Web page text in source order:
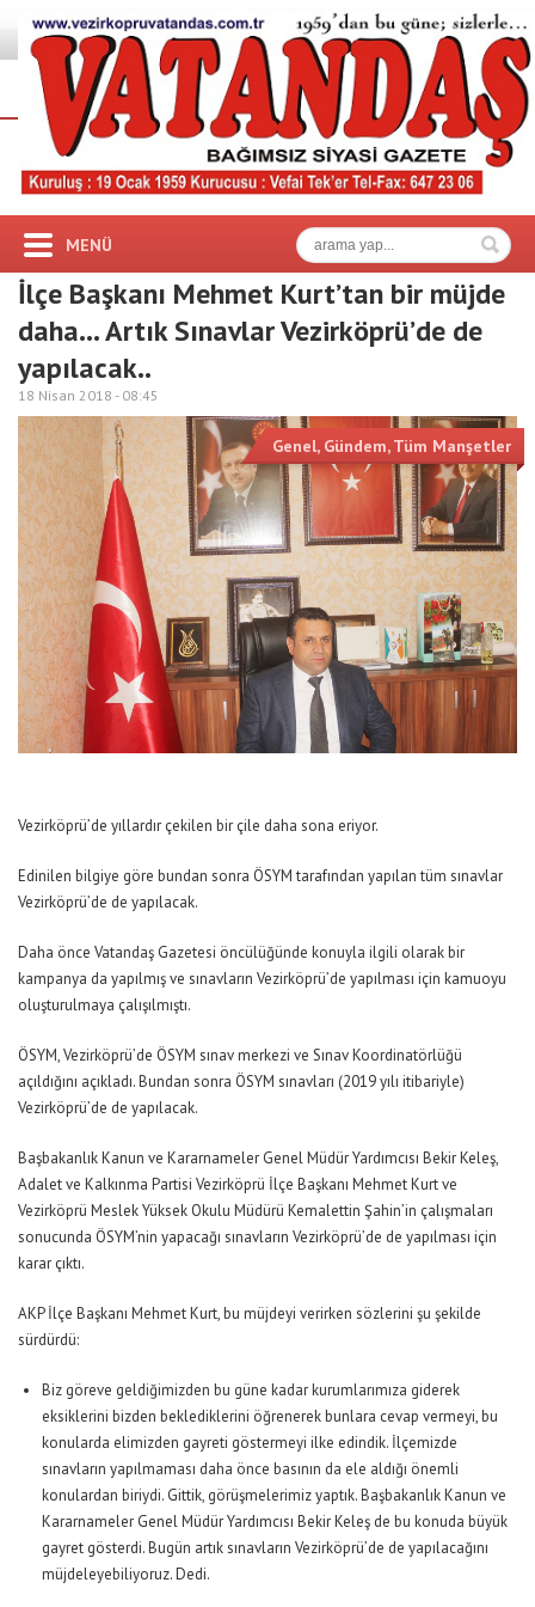
MENÜ
İlçe Başkanı Mehmet Kurt’tan bir müjde
daha… Artık Sınavlar Vezirköprü’de de
yapılacak..
18 Nisan 2018 - 08:45
Genel, Gündem,Tüm Manşetler
Vezirköprü’de yıllardır çekilen bir çile daha sona eriyor.
Edinilen bilgiye göre bundan sonra ÖSYM tarafından yapılan tüm sınavlar
Vezirköprü’de de yapılacak.
Daha önce Vatandaş Gazetesi öncülüğünde konuyla ilgili olarak bir
kampanya da yapılmış ve sınavların Vezirköprü’de yapılması için kamuoyu
oluşturulmaya çalışılmıştı.
ÖSYM, Vezirköprü’de ÖSYM sınav merkezi ve Sınav Koordinatörlüğü
açıldığını açıkladı. Bundan sonra ÖSYM sınavları (2019 yılı itibariyle)
Vezirköprü’de de yapılacak.
Başbakanlık Kanun ve Kararnameler Genel Müdür Yardımcısı Bekir Keleş,
Adalet ve Kalkınma Partisi Vezirköprü İlçe Başkanı Mehmet Kurt ve
Vezirköprü Meslek Yüksek Okulu Müdürü Kemalettin Şahin’in çalışmaları
sonucunda ÖSYM’nin yapacağı sınavların Vezirköprü’de de yapılması için
karar çıktı.
AKP İlçe Başkanı Mehmet Kurt, bu müjdeyi verirken sözlerini şu şekilde
sürdürdü:
Biz göreve geldiğimizden bu güne kadar kurumlarımıza giderek
eksiklerini bizden beklediklerini öğrenerek bunlara cevap vermeyi, bu
konularda elimizden gayreti göstermeyi ilke edindik. İlçemizde
sınavların yapılmaması daha önce basının da ele aldığı önemli
konulardan biriydi. Gittik, görüşmelerimiz yaptık. Başbakanlık Kanun ve
Kararnameler Genel Müdür Yardımcısı Bekir Keleş de bu konuda büyük
gayret gösterdi. Bugün artık sınavların Vezirköprü’de de yapılacağını
müjdeleyebiliyoruz. Dedi.